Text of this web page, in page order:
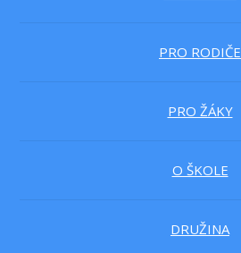
PRO RODIČE
PRO ŽÁKY
O ŠKOLE
DRUŽINA